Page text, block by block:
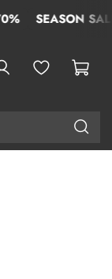
SEASON SALE